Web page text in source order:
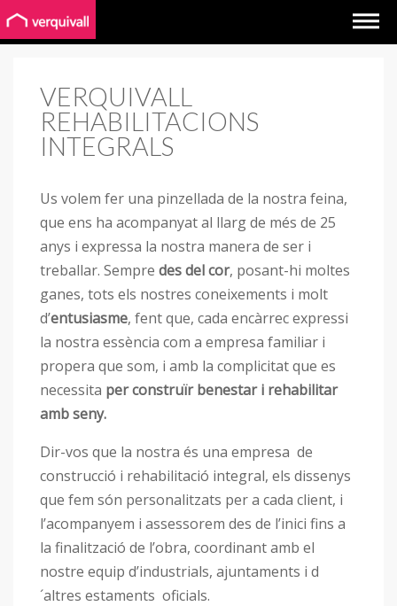
VERQUIVALL
REHABILITACIONS
INTEGRALS
Us volem fer una pinzellada de la nostra feina,
que ens ha acompanyat al llarg de més de 25
anys i expressa la nostra manera de ser i
treballar. Sempre des del cor, posant-hi moltes
ganes, tots els nostres coneixements i molt
d’entusiasme, fent que, cada encàrrec expressi
la nostra essència com a empresa familiar i
propera que som, i amb la complicitat que es
necessita per construïr benestar i rehabilitar
amb seny.
Dir-vos que la nostra és una empresa de
construcció i rehabilitació integral, els dissenys
que fem són personalitzats per a cada client, i
l’acompanyem i assessorem des de l’inici fins a
la finalització de l’obra, coordinant amb el
nostre equip d’industrials, ajuntaments i d
´altres estaments oficials.